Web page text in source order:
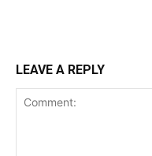
LEAVE A REPLY